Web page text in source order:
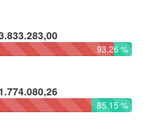
93.26 %
85.15 %